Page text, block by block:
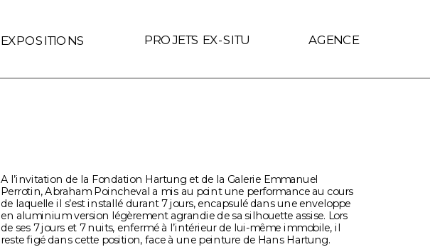
A l’invitation de la Fondation Hartung et de la Galerie Emmanuel
Perrotin, Abraham Poincheval a mis au point une performance au cours
de laquelle il s’est installé durant 7 jours, encapsulé dans une enveloppe
en aluminium version légèrement agrandie de sa silhouette assise. Lors
de ses 7 jours et 7 nuits, enfermé à l’intérieur de lui-même immobile, il
reste figé dans cette position, face à une peinture de Hans Hartung.
EXPOSITIONS PROJETS EX-SITU AGENCE